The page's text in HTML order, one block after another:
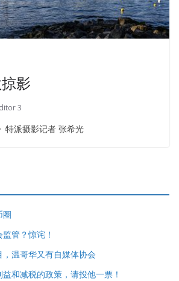
影
3
特派摄影记者 张希光
圈
管？惊诧！
温哥华又有自媒体协会
和减税的政策，请投他一票！